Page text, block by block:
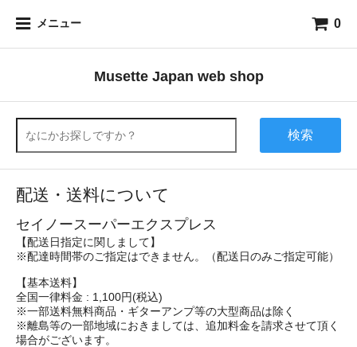
メニュー 0
Musette Japan web shop
検索
配送・送料について
セイノースーパーエクスプレス
【配送日指定に関しまして】
※配達時間帯のご指定はできません。（配送日のみご指定可能）
【基本送料】
全国一律料金 : 1,100円(税込)
※一部送料無料商品・ギターアンプ等の大型商品は除く
※離島等の一部地域におきましては、追加料金を請求させて頂く
場合がございます。